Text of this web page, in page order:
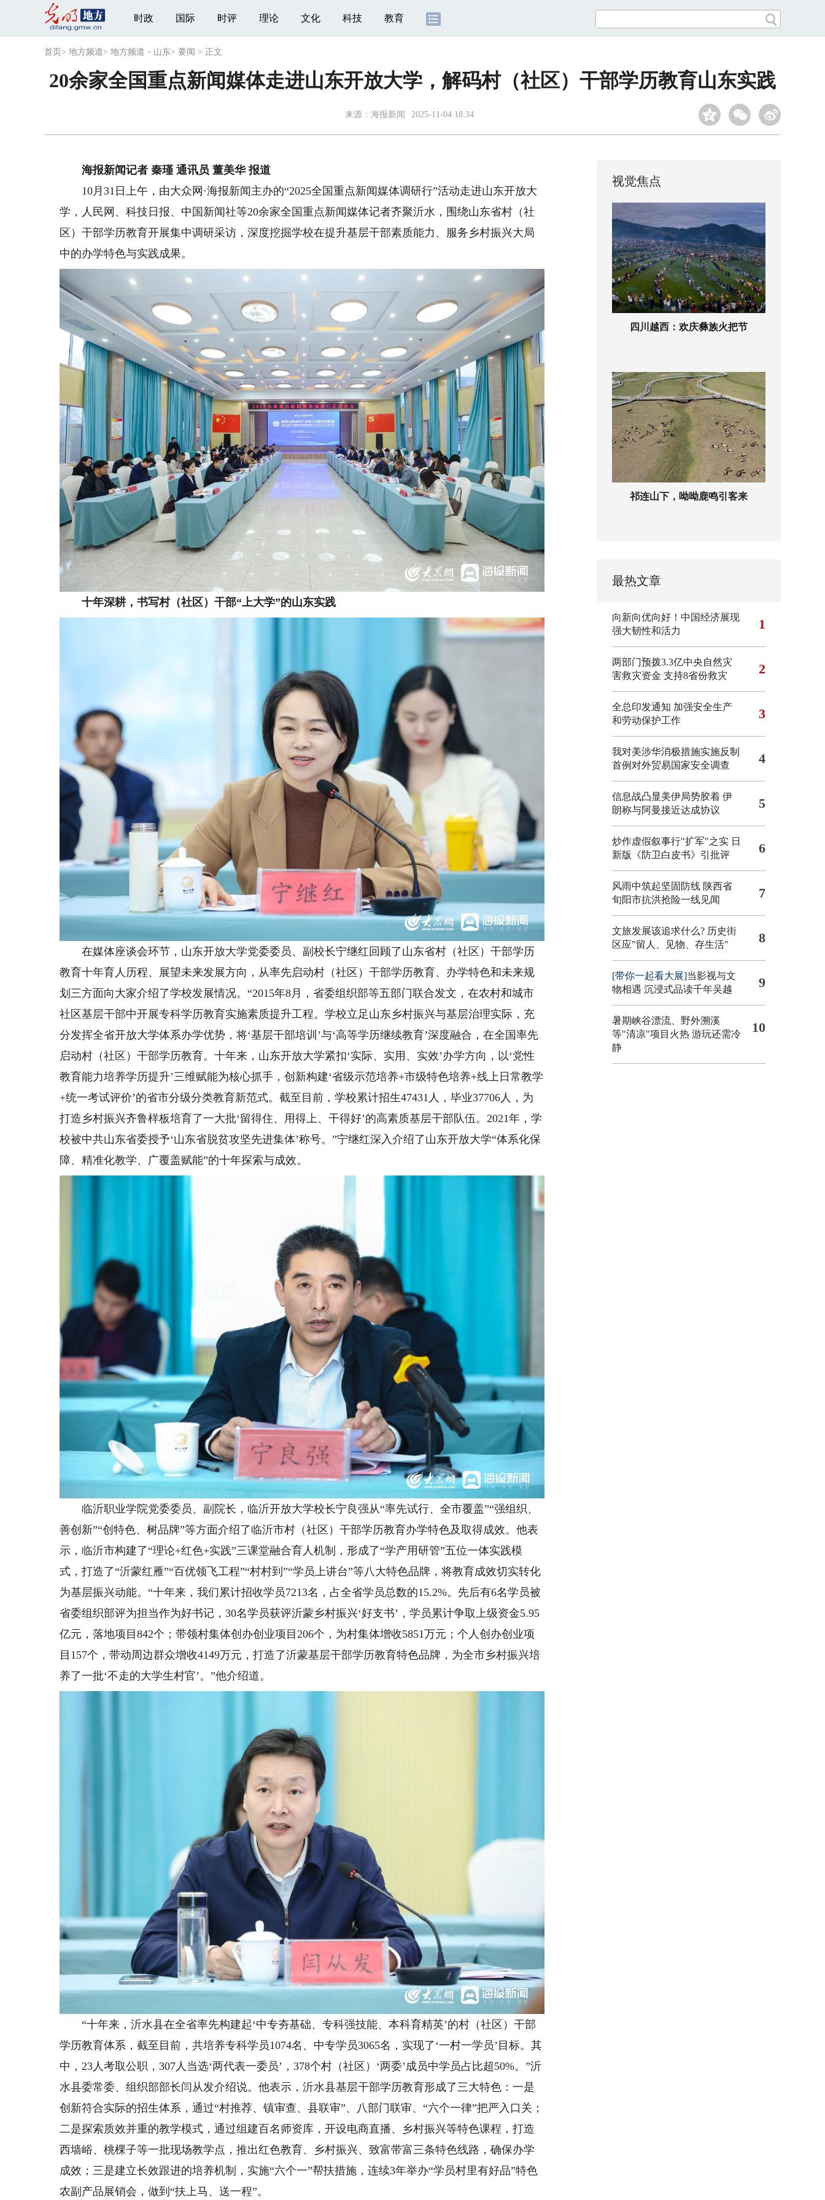
时政 国际 时评 理论 文化 科技 教育
首页 > 地方频道> 地方频道－山东> 要闻 > 正文
20余家全国重点新闻媒体走进山东开放大学，解码村（社区）干部学历教育山东实践
来源： 海报新闻 2025-11-04 18:34
海报新闻记者 秦瑾 通讯员 董美华 报道
10月31日上午，由大众网·海报新闻主办的“2025全国重点新闻媒体调研行”活动走进山东开放大
学，人民网、科技日报、中国新闻社等20余家全国重点新闻媒体记者齐聚沂水，围绕山东省村（社
区）干部学历教育开展集中调研采访，深度挖掘学校在提升基层干部素质能力、服务乡村振兴大局
中的办学特色与实践成果。
十年深耕，书写村（社区）干部“上大学”的山东实践
在媒体座谈会环节，山东开放大学党委委员、副校长宁继红回顾了山东省村（社区）干部学历
教育十年育人历程、展望未来发展方向，从率先启动村（社区）干部学历教育、办学特色和未来规
划三方面向大家介绍了学校发展情况。“2015年8月，省委组织部等五部门联合发文，在农村和城市
社区基层干部中开展专科学历教育实施素质提升工程。学校立足山东乡村振兴与基层治理实际，充
分发挥全省开放大学体系办学优势，将‘基层干部培训’与‘高等学历继续教育’深度融合，在全国率先
启动村（社区）干部学历教育。十年来，山东开放大学紧扣‘实际、实用、实效’办学方向，以‘党性
教育能力培养学历提升’三维赋能为核心抓手，创新构建‘省级示范培养+市级特色培养+线上日常教学
+统一考试评价’的省市分级分类教育新范式。截至目前，学校累计招生47431人，毕业37706人，为
打造乡村振兴齐鲁样板培育了一大批‘留得住、用得上、干得好’的高素质基层干部队伍。2021年，学
校被中共山东省委授予‘山东省脱贫攻坚先进集体’称号。”宁继红深入介绍了山东开放大学“体系化保
障、精准化教学、广覆盖赋能”的十年探索与成效。
临沂职业学院党委委员、副院长，临沂开放大学校长宁良强从“率先试行、全市覆盖”“强组织、
善创新”“创特色、树品牌”等方面介绍了临沂市村（社区）干部学历教育办学特色及取得成效。他表
示，临沂市构建了“理论+红色+实践”三课堂融合育人机制，形成了“学产用研管”五位一体实践模
式，打造了“沂蒙红雁”“百优领飞工程”“村村到”“学员上讲台”等八大特色品牌，将教育成效切实转化
为基层振兴动能。“十年来，我们累计招收学员7213名，占全省学员总数的15.2%。先后有6名学员被
省委组织部评为担当作为好书记，30名学员获评沂蒙乡村振兴‘好支书’，学员累计争取上级资金5.95
亿元，落地项目842个；带领村集体创办创业项目206个，为村集体增收5851万元；个人创办创业项
目157个，带动周边群众增收4149万元，打造了沂蒙基层干部学历教育特色品牌，为全市乡村振兴培
养了一批‘不走的大学生村官’。”他介绍道。
“十年来，沂水县在全省率先构建起‘中专夯基础、专科强技能、本科育精英’的村（社区）干部
学历教育体系，截至目前，共培养专科学员1074名、中专学员3065名，实现了‘一村一学员’目标。其
中，23人考取公职，307人当选‘两代表一委员’，378个村（社区）‘两委’成员中学员占比超50%。”沂
水县委常委、组织部部长闫从发介绍说。他表示，沂水县基层干部学历教育形成了三大特色：一是
创新符合实际的招生体系，通过“村推荐、镇审查、县联审”、八部门联审、“六个一律”把严入口关；
二是探索质效并重的教学模式，通过组建百名师资库，开设电商直播、乡村振兴等特色课程，打造
西墙峪、桃棵子等一批现场教学点，推出红色教育、乡村振兴、致富带富三条特色线路，确保办学
成效；三是建立长效跟进的培养机制，实施“六个一”帮扶措施，连续3年举办“学员村里有好品”特色
农副产品展销会，做到“扶上马、送一程”。
视觉焦点
四川越西：欢庆彝族火把节
祁连山下，呦呦鹿鸣引客来
最热文章
向新向优向好！中国经济展现
强大韧性和活力
1
两部门预拨3.3亿中央自然灾
害救灾资金 支持8省份救灾
2
全总印发通知 加强安全生产
和劳动保护工作
3
我对美涉华消极措施实施反制
首例对外贸易国家安全调查
4
信息战凸显美伊局势胶着 伊
朗称与阿曼接近达成协议
5
炒作虚假叙事行"扩军"之实 日
新版《防卫白皮书》引批评
6
风雨中筑起坚固防线 陕西省
旬阳市抗洪抢险一线见闻
7
文旅发展该追求什么? 历史街
区应"留人、见物、存生活"
8
[带你一起看大展]当影视与文
物相遇 沉浸式品读千年吴越
9
暑期峡谷漂流、野外溯溪
等"清凉"项目火热 游玩还需冷
静
10